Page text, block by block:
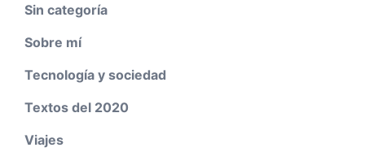
Sin categoría
Sobre mí
Tecnología y sociedad
Textos del 2020
Viajes